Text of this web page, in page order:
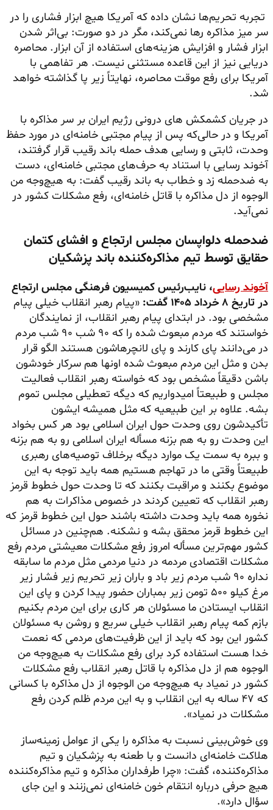
تجربه تحریم‌ها نشان داده که آمریکا هیچ ابزار فشاری را در
سر میز مذاکره رها نمی‌کند، مگر در دو صورت: بی‌اثر شدن
ابزار فشار و افزایش هزینه‌های استفاده از آن ابزار. محاصره
دریایی نیز از این قاعده مستثنی نیست. هر تفاهمی با
آمریکا برای رفع موقت محاصره، نهایتاً زیر پا گذاشته خواهد
شد.
در جریان کشمکش های درونی رژیم ایران بر سر مذاکره با
آمریکا و در حالی‌که پس از پیام مجتبی خامنه‌ای در مورد حفظ
وحدت، ثابتی و رسایی هدف حمله باند رقیب قرار گرفتند،
آخوند رسایی با استناد به حرف‌های مجتبی خامنه‌ای، دست
به ضدحمله زد و خطاب به باند رقیب گفت: به هیچ‌وجه من
الوجوه از دل مذاکره با قاتل خامنه‌ای، رفع مشکلات کشور در
نمی‌آید.
ضدحمله دلواپسان مجلس ارتجاع و افشای کتمان
حقایق توسط تیم مذاکره‌کننده باند پزشکیان
آخوند رسایی، نایب‌رئیس کمیسیون فرهنگی مجلس ارتجاع
در تاریخ ۸ خرداد ۱۴۰۵ گفت:
«پیام رهبر انقلاب خیلی پیام
مشخصی بود. در ابتدای پیام رهبر انقلاب، از نمایندگان
خواستند که مردم مبعوث شده را که ۹۰ شب ۹۰ شب مردم
در می‌دانند پای کارند و پای لانچرهاشون هستند الگو قرار
بدن و مثل این مردم مبعوث شده اونها هم سرکار خودشون
باشن دقیقاً مشخص بود که خواسته رهبر انقلاب فعالیت
مجلس و طبیعتاً امیدواریم که دیگه تعطیلی مجلس تموم
بشه. علاوه بر این طبیعیه که مثل همیشه ایشون
تأکیدشون روی وحدت حول ایران اسلامی بود هر کس بخواد
این وحدت رو به هم بزنه مسأله ایران اسلامی رو به هم بزنه
و ببره به سمت یک موارد دیگه برخلاف توصیه‌های رهبری
طبیعتاً وقتی ما در تهاجم هستیم همه باید توجه به این
موضوع بکنند و مراقبت بکنند که تا وحدت حول خطوط قرمز
رهبر انقلاب که تعیین کردند در خصوص مذاکرات به هم
نخوره همه باید وحدت داشته باشند حول این خطوط قرمز که
این خطوط قرمز محقق بشه و نشکنه. هم‌چنین در مسائل
کشور مهم‌ترین مسأله امروز رفع مشکلات معیشتی مردم رفع
مشکلات اقتصادی مردمه در دنیا مردمی مثل مردم ما سابقه
نداره ۹۰ شب مردم زیر باد و باران زیر تحریم زیر فشار زیر
مرغ کیلو ۵۰۰ تومن زیر بمباران حضور پیدا کردن و پای این
انقلاب ایستادن ما مسئولان هر کاری برای این مردم بکنیم
بازم کمه پیام رهبر انقلاب خیلی سریع و روشن به مسئولان
کشور این بود که باید از این ظرفیت‌های مردمی که نعمت
خدا هست استفاده کرد برای رفع مشکلات به هیچ‌وجه من
الوجوه هم از دل مذاکره با قاتل رهبر انقلاب رفع مشکلات
کشور در نمیاد به هیچ‌وجه من الوجوه از دل مذاکره با کسانی
که ۴۷ ساله به این انقلاب و به این مردم ظلم کردن رفع
مشکلات در نمیاد».
وی خوش‌بینی نسبت به مذاکره را یکی از عوامل زمینه‌ساز
هلاکت خامنه‌ای دانست و با طعنه به پزشکیان و تیم
مذاکره‌کننده، گفت: «چرا طرفداران مذاکره و تیم مذاکره‌کننده
هیچ حرفی درباره انتقام خون خامنه‌ای نمی‌زنند و این جای
سؤال دارد».